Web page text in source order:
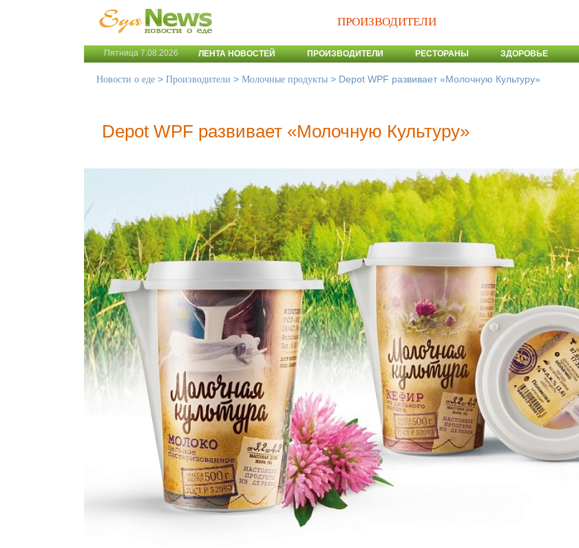
ПРОИЗВОДИТЕЛИ
Пятница 7.08.2026 ЛЕНТА НОВОСТЕЙ ПРОИЗВОДИТЕЛИ РЕСТОРАНЫ ЗДОРОВЬЕ
Новости о еде > Производители > Молочные продукты > Depot WPF развивает «Молочную Культуру»
Depot WPF развивает «Молочную Культуру»